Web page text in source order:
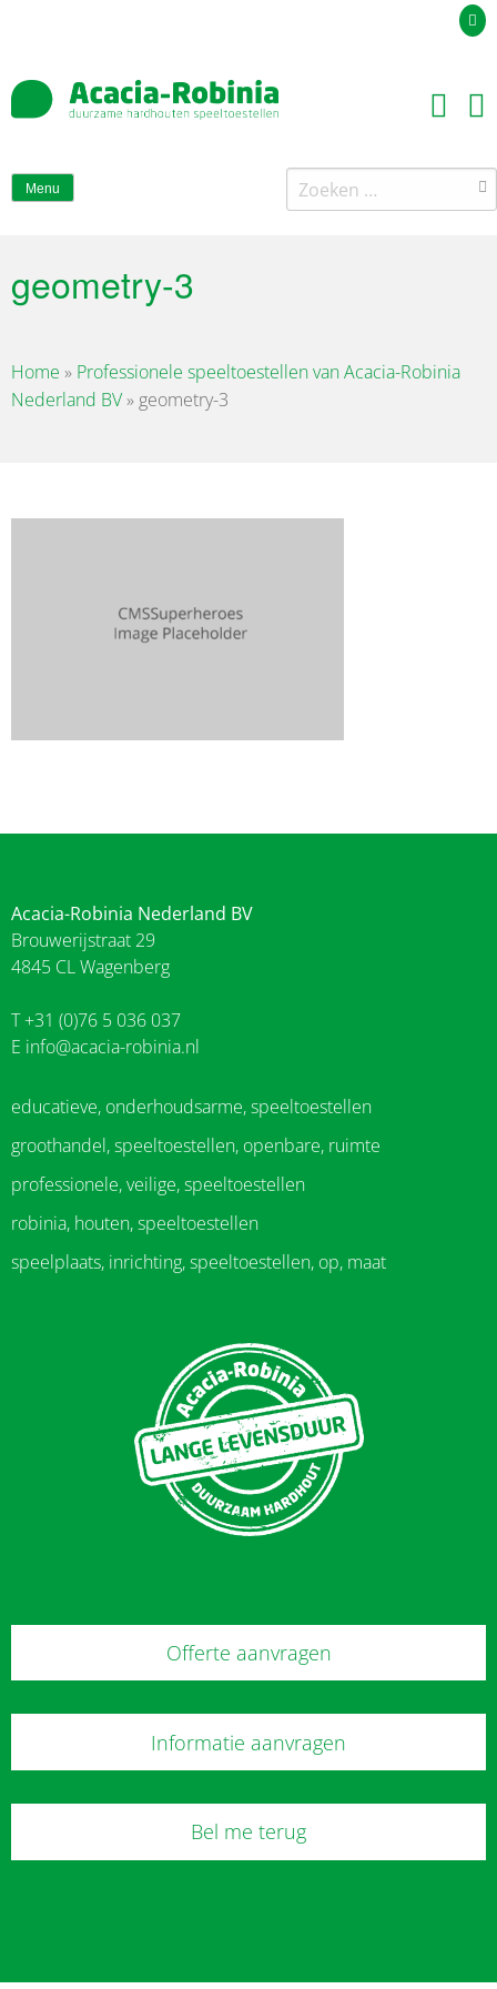
Menu
Zoeken
naar:
geometry-3
Home » Professionele speeltoestellen van Acacia-Robinia
Nederland BV» geometry-3
Acacia-Robinia Nederland BV
Brouwerijstraat 29
4845 CL Wagenberg
T +31 (0)76 5 036 037
E info@acacia-robinia.nl
educatieve, onderhoudsarme, speeltoestellen
groothandel, speeltoestellen, openbare, ruimte
professionele, veilige, speeltoestellen
robinia, houten, speeltoestellen
speelplaats, inrichting, speeltoestellen, op, maat
Offerte aanvragen
Informatie aanvragen
Bel me terug